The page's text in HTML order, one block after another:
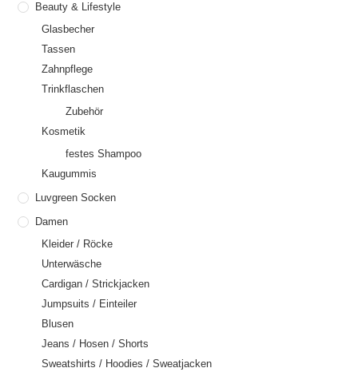
Beauty & Lifestyle
Glasbecher
Tassen
Zahnpflege
Trinkflaschen
Zubehör
Kosmetik
festes Shampoo
Kaugummis
Luvgreen Socken
Damen
Kleider / Röcke
Unterwäsche
Cardigan / Strickjacken
Jumpsuits / Einteiler
Blusen
Jeans / Hosen / Shorts
Sweatshirts / Hoodies / Sweatjacken